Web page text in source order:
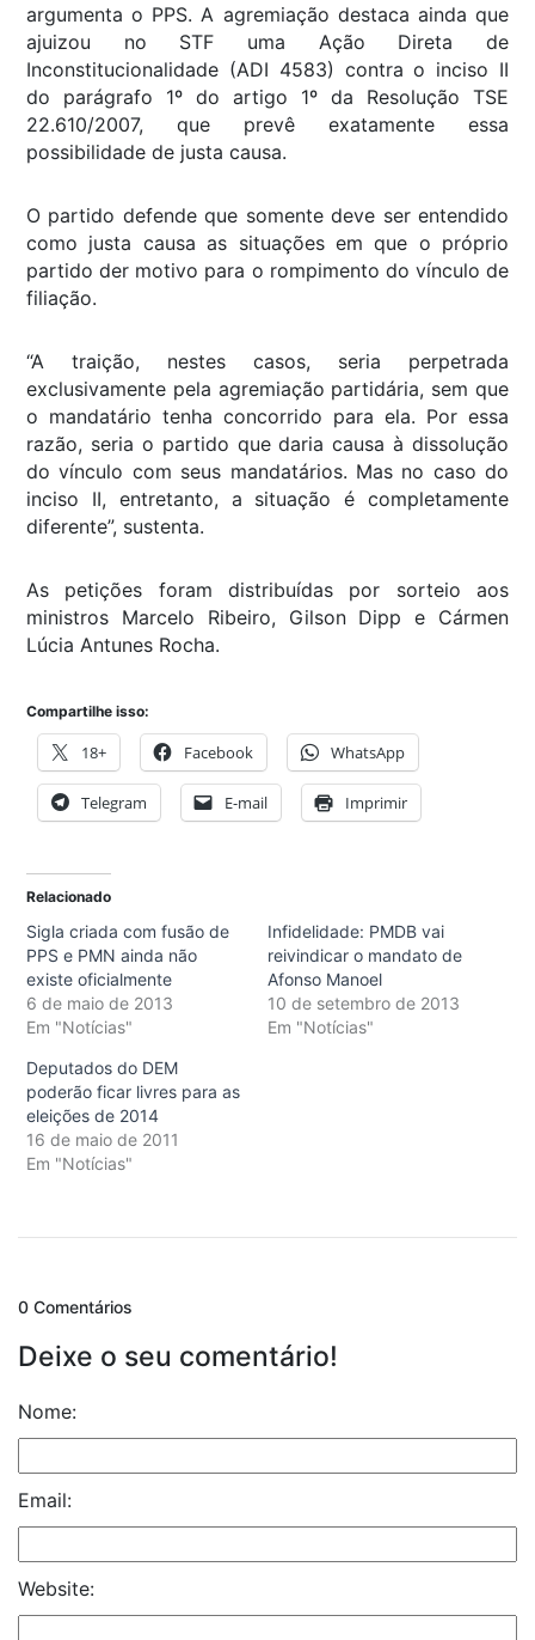
argumenta o PPS. A agremiação destaca ainda que
ajuizou no STF uma Ação Direta de
Inconstitucionalidade (ADI 4583) contra o inciso II
do parágrafo 1º do artigo 1º da Resolução TSE
22.610/2007, que prevê exatamente essa
possibilidade de justa causa.
O partido defende que somente deve ser entendido
como justa causa as situações em que o próprio
partido der motivo para o rompimento do vínculo de
filiação.
“A traição, nestes casos, seria perpetrada
exclusivamente pela agremiação partidária, sem que
o mandatário tenha concorrido para ela. Por essa
razão, seria o partido que daria causa à dissolução
do vínculo com seus mandatários. Mas no caso do
inciso II, entretanto, a situação é completamente
diferente”, sustenta.
As petições foram distribuídas por sorteio aos
ministros Marcelo Ribeiro, Gilson Dipp e Cármen
Lúcia Antunes Rocha.
Compartilhe isso:
18+ Facebook WhatsApp
Telegram E-mail Imprimir
Relacionado
Sigla criada com fusão de
PPS e PMN ainda não
existe oficialmente
6 de maio de 2013
Em "Notícias"
Infidelidade: PMDB vai
reivindicar o mandato de
Afonso Manoel
10 de setembro de 2013
Em "Notícias"
Deputados do DEM
poderão ficar livres para as
eleições de 2014
16 de maio de 2011
Em "Notícias"
0 Comentários
Deixe o seu comentário!
Nome:
Email:
Website: